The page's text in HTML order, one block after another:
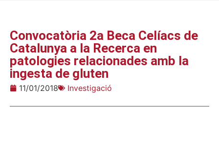
Convocatòria 2a Beca Celíacs de
Catalunya a la Recerca en
patologies relacionades amb la
ingesta de gluten
11/01/2018 Investigació